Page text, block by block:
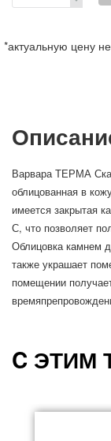
*актуальную цену
Варвара ТЕРМА
облицованная в
имеется закрытая
С, что позволяет
Облицовка камнем
также украшает
помещении
C ЭТИМ